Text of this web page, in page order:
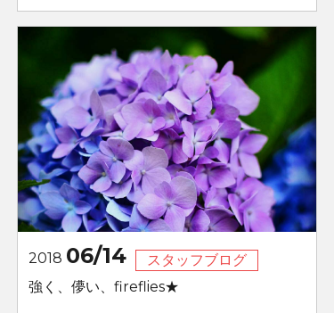
2018 06/14
スタッフブログ
強く、儚い、fireflies★